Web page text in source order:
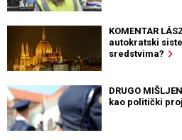
KOMENTAR
autokratski
sredstvima?
DRUGO
kao politički